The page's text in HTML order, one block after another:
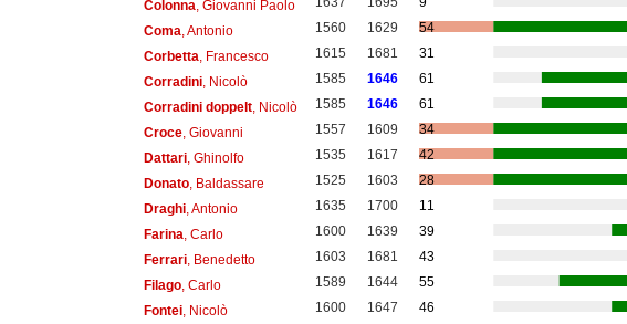
Colonna , Giovanni Paolo
Coma , Antonio 1560 1629
54
Corbetta , Francesco 1615 1681
31
Corradini, Nicolò 1585 1646
61
Corradini doppelt, Nicolò 1585 1646
61
Croce, Giovanni 1557 1609
34
Dattari, Ghinolfo 1535 1617
42
Donato, Baldassare 1525 1603
28
Draghi, Antonio 1635 1700
11
Farina , Carlo 1600 1639
39
Ferrari, Benedetto 1603 1681
43
Filago, Carlo 1589 1644
55
Fontei, Nicolò 1600 1647
46